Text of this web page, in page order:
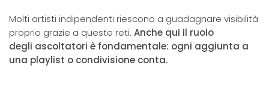
Molti artisti indipendenti riescono a guadagnare visibilità
proprio grazie a queste reti. Anche qui il ruolo
degli ascoltatori è fondamentale: ogni aggiunta a
una playlist o condivisione conta.